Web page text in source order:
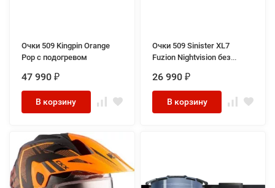
Очки 509 Kingpin Orange
Pop с подогревом
47 990 ₽
В корзину
Очки 509 Sinister XL7
Fuzion Nightvision без
26 990 ₽
В корзину